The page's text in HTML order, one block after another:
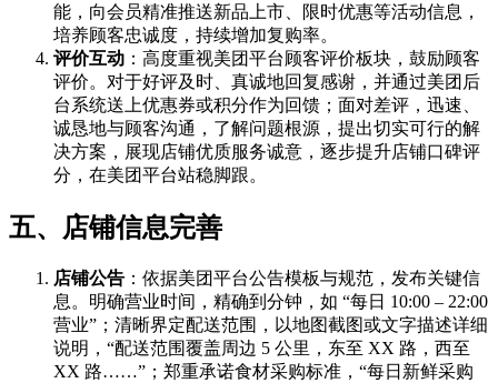
能，向会员精准推送新品上市、限时优惠等活动信息，
培养顾客忠诚度，持续增加复购率。
评价互动 ：高度重视美团平台顾客评价板块，鼓励顾客
评价。对于好评及时、真诚地回复感谢，并通过美团后
台系统送上优惠券或积分作为回馈；面对差评，迅速、
诚恳地与顾客沟通，了解问题根源，提出切实可行的解
决方案，展现店铺优质服务诚意，逐步提升店铺口碑评
分，在美团平台站稳脚跟。
五、店铺信息完善
店铺公告 ：依据美团平台公告模板与规范，发布关键信
息。明确营业时间，精确到分钟，如 “每日 10:00 – 22:00
营业”；清晰界定配送范围，以地图截图或文字描述详细
说明，“配送范围覆盖周边 5 公里，东至 XX 路，西至
XX 路……”；郑重承诺食材采购标准，“每日新鲜采购